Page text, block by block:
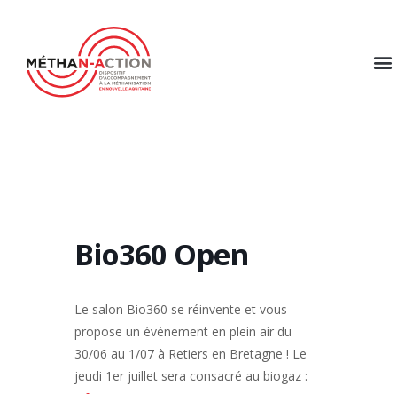
Bio360 Open
Le salon Bio360 se réinvente et vous
propose un événement en plein air du
30/06 au 1/07 à Retiers en Bretagne ! Le
jeudi 1er juillet sera consacré au biogaz :